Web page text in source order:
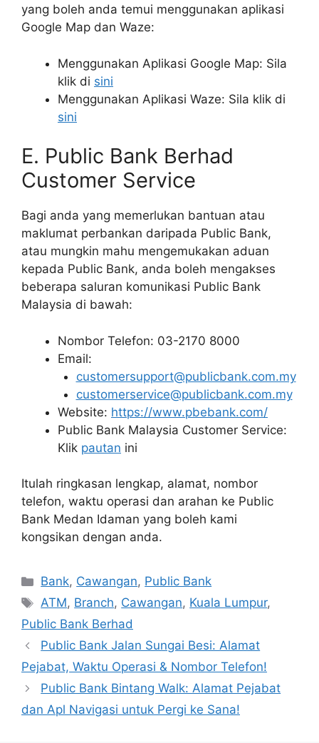
yang boleh anda temui menggunakan aplikasi
Google Map dan Waze:
Menggunakan Aplikasi Google Map: Sila
klik di sini
Menggunakan Aplikasi Waze: Sila klik di
sini
E. Public Bank Berhad
Customer Service
Bagi anda yang memerlukan bantuan atau
maklumat perbankan daripada Public Bank,
atau mungkin mahu mengemukakan aduan
kepada Public Bank, anda boleh mengakses
beberapa saluran komunikasi Public Bank
Malaysia di bawah:
Nombor Telefon: 03-2170 8000
Email:
customersupport@publicbank.com.my
customerservice@publicbank.com.my
Website: https://www.pbebank.com/
Public Bank Malaysia Customer Service:
Klik pautan ini
Itulah ringkasan lengkap, alamat, nombor
telefon, waktu operasi dan arahan ke Public
Bank Medan Idaman yang boleh kami
kongsikan dengan anda.
Categories
Bank, Cawangan, Public Bank
Tags
ATM, Branch, Cawangan, Kuala Lumpur,
Public Bank Berhad
Public Bank Jalan Sungai Besi: Alamat
Pejabat, Waktu Operasi & Nombor Telefon!
Public Bank Bintang Walk: Alamat Pejabat
dan Apl Navigasi untuk Pergi ke Sana!